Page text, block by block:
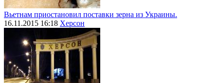
Вьетнам приостановил поставки зерна из Украины.
16.11.2015 16:18 Херсон